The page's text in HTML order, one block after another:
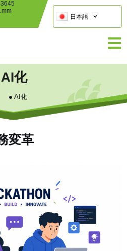
日本語
AI化
AI化
変革